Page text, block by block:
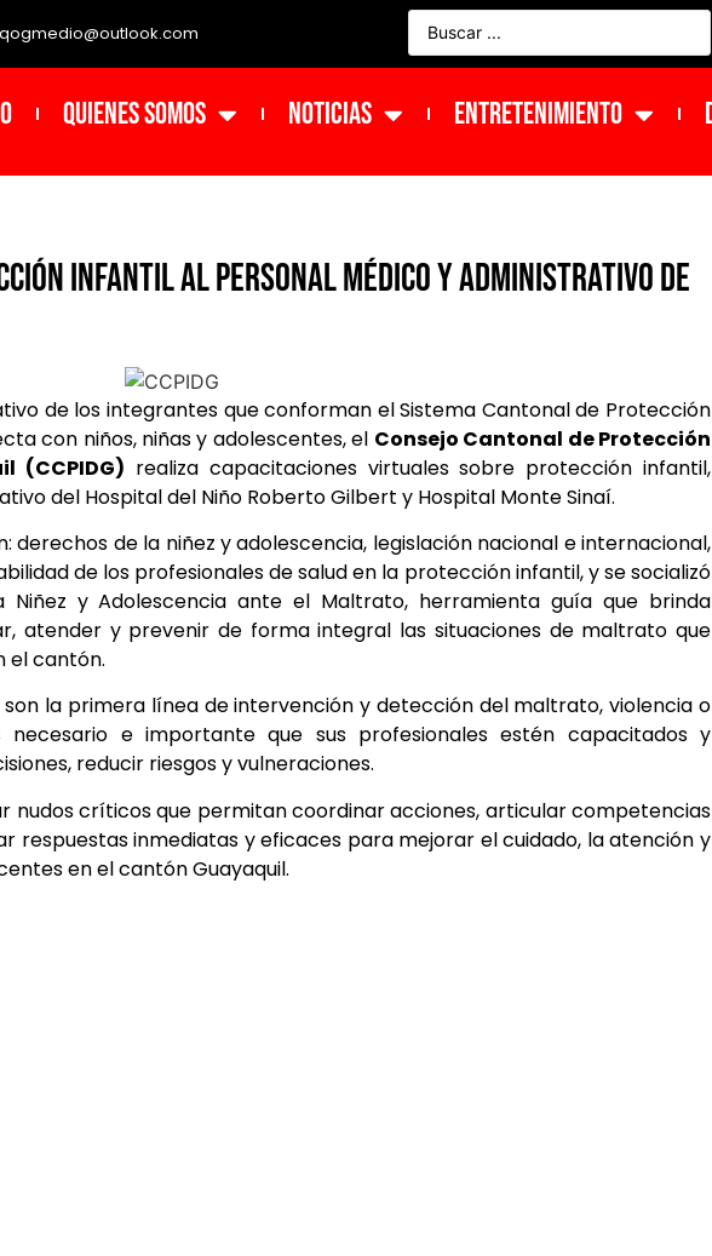
qogmedio@outlook.com
Quienes Somos NOTICIAS ENTRETENIMIENTO
infantil al personal médico y administrativo de
de los integrantes que conforman el Sistema Cantonal de Protección
con niños, niñas y adolescentes, el Consejo Cantonal de Protección
(CCPIDG) realiza capacitaciones virtuales sobre protección infantil,
del Hospital del Niño Roberto Gilbert y Hospital Monte Sinaí.
de la niñez y adolescencia, legislación nacional e internacional,
de los profesionales de salud en la protección infantil, y se socializó
y Adolescencia ante el Maltrato, herramienta guía que brinda
atender y prevenir de forma integral las situaciones de maltrato que
el cantón.
son la primera línea de intervención y detección del maltrato, violencia o
e importante que sus profesionales estén capacitados y
reducir riesgos y vulneraciones.
nudos críticos que permitan coordinar acciones, articular competencias
respuestas inmediatas y eficaces para mejorar el cuidado, la atención y
en el cantón Guayaquil.